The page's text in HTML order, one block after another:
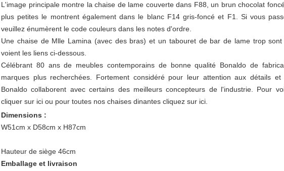
L'image principale montre la chaise de lame couverte dans F88, un brun chocolat
plus petites le montrent également dans le blanc F14 gris-foncé et F1. Si vous
veuillez énumèrent le code couleurs dans les notes d'ordre.
Une chaise de Mlle Lamina (avec des bras) et un tabouret de bar de lame trop sont
voient les liens ci-dessous.
Célébrant 80 ans de meubles contemporains de bonne qualité Bonaldo de
marques plus recherchées. Fortement considéré pour leur attention aux détails et
Bonaldo collaborent avec certains des meilleurs concepteurs de l'industrie. Pour
cliquer sur ici ou pour toutes nos chaises dinantes cliquez sur ici.
Dimensions :
W51cm x D58cm x H87cm
Hauteur de siège 46cm
Emballage et livraison